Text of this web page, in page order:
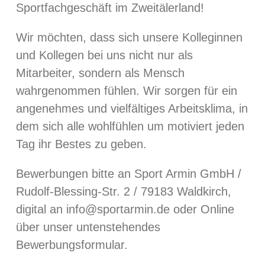
Sportfachgeschäft im Zweitälerland!
Wir möchten, dass sich unsere Kolleginnen
und Kollegen bei uns nicht nur als
Mitarbeiter, sondern als Mensch
wahrgenommen fühlen. Wir sorgen für ein
angenehmes und vielfältiges Arbeitsklima, in
dem sich alle wohlfühlen um motiviert jeden
Tag ihr Bestes zu geben.
Bewerbungen bitte an Sport Armin GmbH /
Rudolf-Blessing-Str. 2 / 79183 Waldkirch,
digital an info@sportarmin.de oder Online
über unser untenstehendes
Bewerbungsformular.